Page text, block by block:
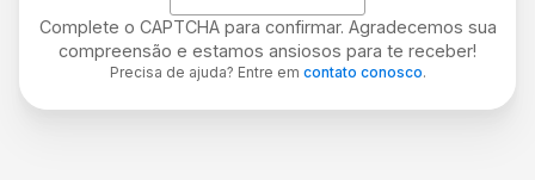
Complete o CAPTCHA para confirmar. Agradecemos sua
compreensão e estamos ansiosos para te receber!
Precisa de ajuda? Entre em contato conosco.